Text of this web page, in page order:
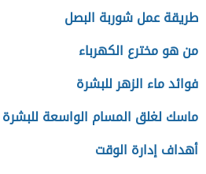
طريقة عمل شوربة البصل
من هو مخترع الكهرباء
فوائد ماء الزهر للبشرة
ماسك لغلق المسام الواسعة للبشرة
أهداف إدارة الوقت